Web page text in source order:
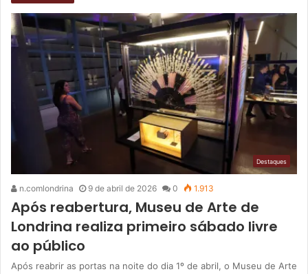
Destaques
n.comlondrina 9 de abril de 2026 0 1.913
Após reabertura, Museu de Arte de
Londrina realiza primeiro sábado livre
ao público
Após reabrir as portas na noite do dia 1º de abril, o Museu de Arte